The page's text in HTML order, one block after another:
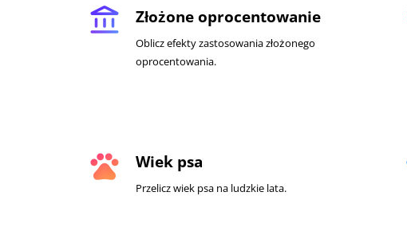
account_balance Złożone oprocentowanie
Oblicz efekty zastosowania złożonego
oprocentowania.
pets Wiek psa
Przelicz wiek psa na ludzkie lata.